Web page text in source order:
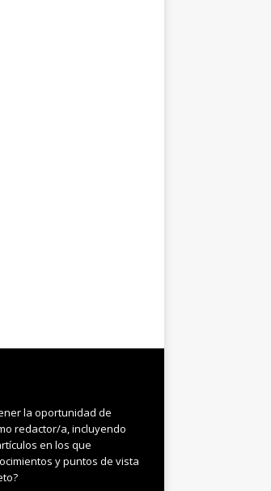
la oportunidad de
redactor/a, incluyendo
en los que
y puntos de vista